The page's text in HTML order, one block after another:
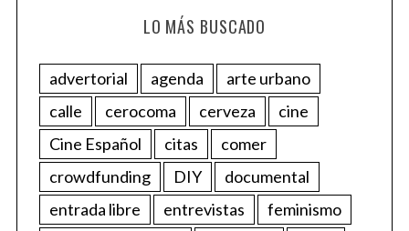
LO MÁS BUSCADO
advertorial agenda
arte urbano
calle
cerocoma cerveza
cine
Cine Español
citas
comer
crowdfunding
DIY
documental
entrada libre
entrevistas
feminismo